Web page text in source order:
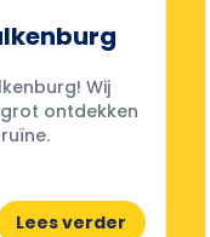
Wij
ontdekken
Lees verder